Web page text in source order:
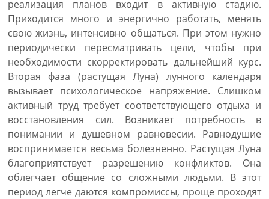
реализация планов входит в активную стадию.
Приходится много и энергично работать, менять
свою жизнь, интенсивно общаться. При этом нужно
периодически пересматривать цели, чтобы при
необходимости скорректировать дальнейший курс.
Вторая фаза (растущая Луна) лунного календаря
вызывает психологическое напряжение. Слишком
активный труд требует соответствующего отдыха и
восстановления сил. Возникает потребность в
понимании и душевном равновесии. Равнодушие
воспринимается весьма болезненно. Растущая Луна
благоприятствует разрешению конфликтов. Она
облегчает общение со сложными людьми. В этот
период легче даются компромиссы, проще проходят